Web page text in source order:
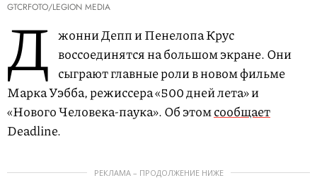
GTCRFOTO/LEGION MEDIA
Д жонни Депп и Пенелопа Крус
воссоединятся на большом экране. Они
сыграют главные роли в новом фильме
Марка Уэбба, режиссера «500 дней лета» и
«Нового Человека-паука». Об этомсообщает
Deadline.
РЕКЛАМА – ПРОДОЛЖЕНИЕ НИЖЕ